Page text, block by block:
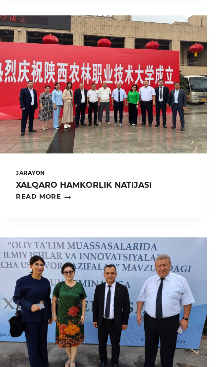
FAOLIYAT
–
BUYUK
KELAJAK
MAVZUSIDA
TADBIR
O‘TKAZILDI
JARAYON
XALQARO HAMKORLIK NATIJASI
READ MORE
XALQARO